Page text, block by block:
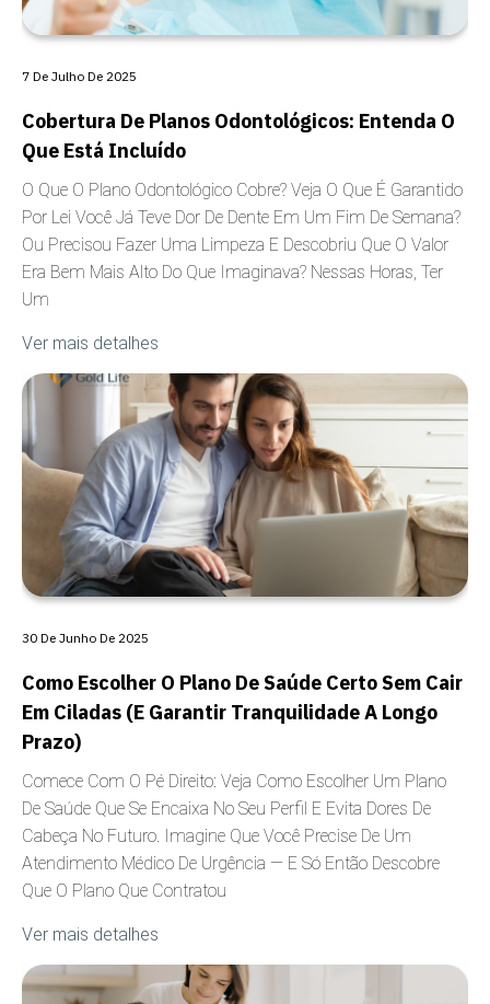
Cobertura De Planos Odontológicos: Entenda O
Que Está Incluído
O Que O Plano Odontológico Cobre? Veja O Que É Garantido
Por Lei Você Já Teve Dor De Dente Em Um Fim De Semana?
Ou Precisou Fazer Uma Limpeza E Descobriu Que O Valor
Era Bem Mais Alto Do Que Imaginava? Nessas Horas, Ter
Um
Ver mais detalhes
7 De Julho De 2025
Como Escolher O Plano De Saúde Certo Sem Cair
Em Ciladas (e Garantir Tranquilidade A Longo
Prazo)
Comece Com O Pé Direito: Veja Como Escolher Um Plano
De Saúde Que Se Encaixa No Seu Perfil E Evita Dores De
Cabeça No Futuro. Imagine Que Você Precise De Um
Atendimento Médico De Urgência — E Só Então Descobre
Que O Plano Que Contratou
Ver mais detalhes
30 De Junho De 2025